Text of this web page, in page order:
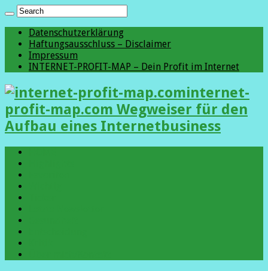
Datenschutzerklärung
Haftungsausschluss – Disclaimer
Impressum
INTERNET-PROFIT-MAP – Dein Profit im Internet
internet-
profit-map.com Wegweiser für den
Aufbau eines Internetbusiness